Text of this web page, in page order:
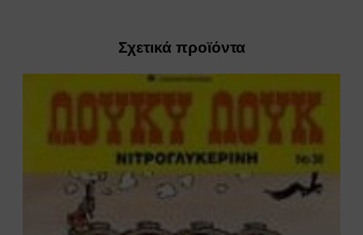
Σχετικά προϊόντα
wishlist